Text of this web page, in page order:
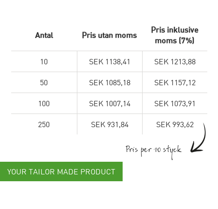
Antal Pris utan moms
Pris inklusive
moms (7%)
10 SEK 1138,41 SEK 1213,88
50 SEK 1085,18 SEK 1157,12
100 SEK 1007,14 SEK 1073,91
250 SEK 931,84 SEK 993,62
Pris per 10 styck
YOUR TAILOR MADE PRODUCT